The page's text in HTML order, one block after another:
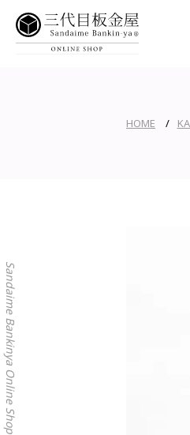
Sandaime Bankinya Online Shop
HOME